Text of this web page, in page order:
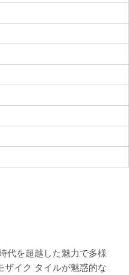
代を超越した魅力で多様
ザイク タイルが魅惑的な